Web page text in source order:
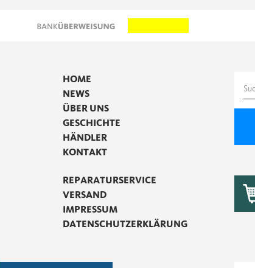
HOME
NEWS
ÜBER UNS
GESCHICHTE
HÄNDLER
KONTAKT
REPARATURSERVICE
VERSAND
IMPRESSUM
DATENSCHUTZERKLÄRUNG